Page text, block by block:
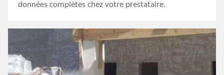
données complètes chez votre prestataire.